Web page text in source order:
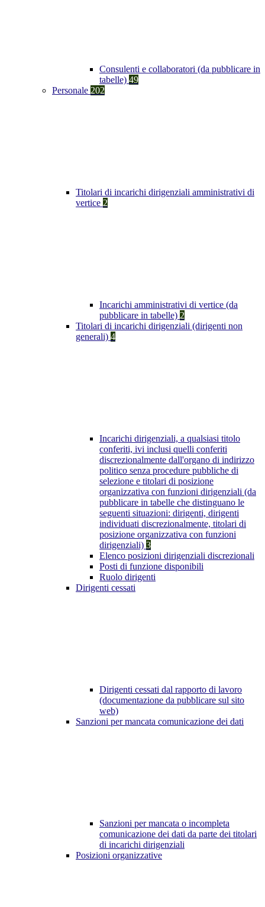
Consulenti e collaboratori (da pubblicare in
tabelle) 49
Personale 202
Titolari di incarichi dirigenziali amministrativi di
vertice 2
Incarichi amministrativi di vertice (da
pubblicare in tabelle) 2
Titolari di incarichi dirigenziali (dirigenti non
generali) 4
Incarichi dirigenziali, a qualsiasi titolo
conferiti, ivi inclusi quelli conferiti
discrezionalmente dall'organo di indirizzo
politico senza procedure pubbliche di
selezione e titolari di posizione
organizzativa con funzioni dirigenziali (da
pubblicare in tabelle che distinguano le
seguenti situazioni: dirigenti, dirigenti
individuati discrezionalmente, titolari di
posizione organizzativa con funzioni
dirigenziali) 3
Elenco posizioni dirigenziali discrezionali
Posti di funzione disponibili
Ruolo dirigenti
Dirigenti cessati
Dirigenti cessati dal rapporto di lavoro
(documentazione da pubblicare sul sito
web)
Sanzioni per mancata comunicazione dei dati
Sanzioni per mancata o incompleta
comunicazione dei dati da parte dei titolari
di incarichi dirigenziali
Posizioni organizzative